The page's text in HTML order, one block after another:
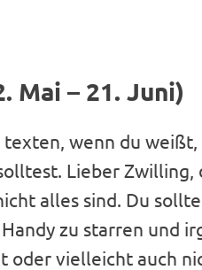
Mai – 21. Juni)
wenn du
Lieber Zwilling,
alles sind. Du
zu starren und
oder vielleicht auch